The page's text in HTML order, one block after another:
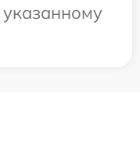
указанному